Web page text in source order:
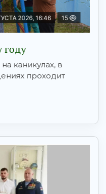
2026, 16:46 15
году
каникулах, в
проходит